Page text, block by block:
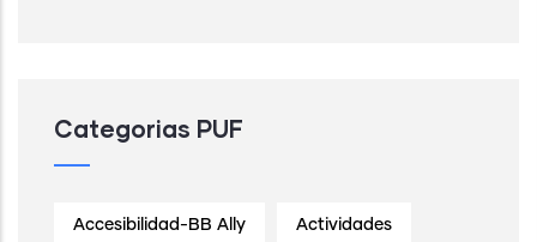
Categorias PUF
Accesibilidad-BB Ally Actividades